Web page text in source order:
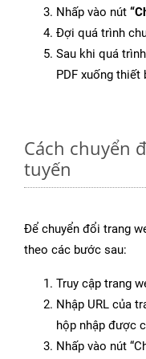
Nhấp vào nút
Đợi quá trình
Sau khi quá
PDF xuống thiết
Cách chuyển
tuyến
Để chuyển đổi trang
theo các bước sau:
Truy cập trang
Nhập URL của
hộp nhập được
Nhấp vào nút